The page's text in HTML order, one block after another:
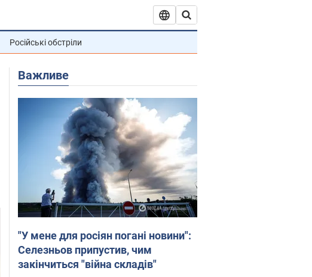
Російські обстріли
Важливе
"У мене для росіян погані новини":
Селезньов припустив, чим
закінчиться "війна складів"